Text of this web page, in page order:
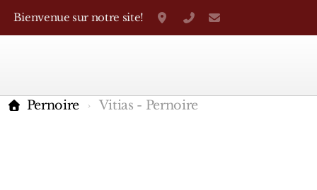
Bienvenue sur notre site! Grand-Rue 38, Genève
+41 22 310 38 75
Pernoire Vitias - Pernoire